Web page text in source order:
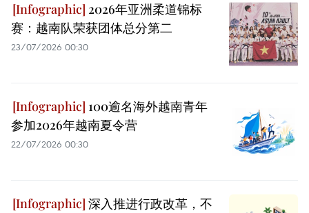
2026年亚洲柔道锦标
赛：越南队荣获团体总分第二
23/07/2026 00:30
100逾名海外越南青年
参加2026年越南夏令营
22/07/2026 00:30
深入推进行政改革，不